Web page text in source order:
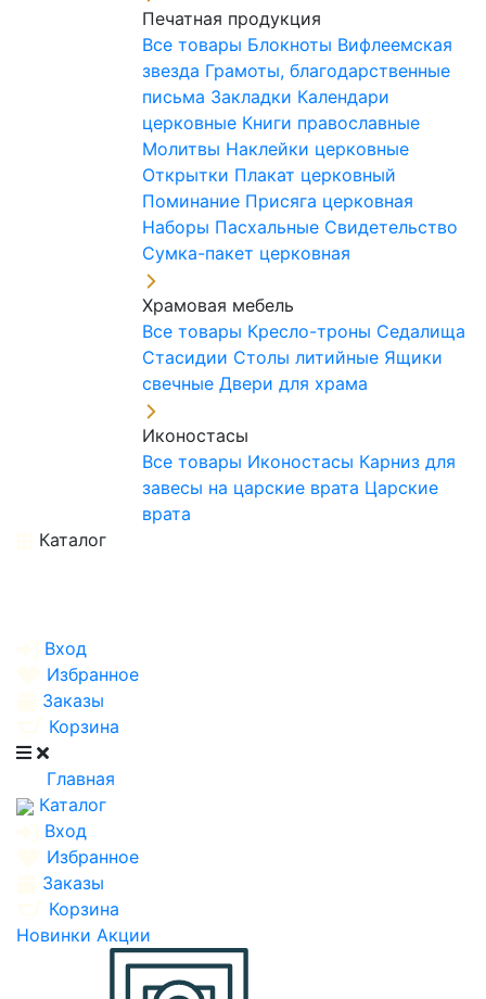
Печатная продукция
Все товары Блокноты Вифлеемская
звезда Грамоты, благодарственные
письма Закладки Календари
церковные Книги православные
Молитвы Наклейки церковные
Открытки Плакат церковный
Поминание Присяга церковная
Наборы Пасхальные Свидетельство
Сумка-пакет церковная
Храмовая мебель
Все товары Кресло-троны Седалища
Стасидии Столы литийные Ящики
свечные Двери для храма
Иконостасы
Все товары Иконостасы Карниз для
завесы на царские врата Царские
врата
Каталог
Вход
Избранное
Заказы
Корзина
Главная
Каталог
Вход
Избранное
Заказы
Корзина
Новинки Акции